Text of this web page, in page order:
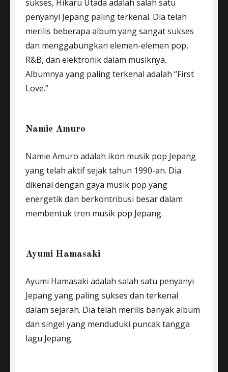
sukses, Hikaru Utada adalah salah satu
penyanyi Jepang paling terkenal. Dia telah
merilis beberapa album yang sangat sukses
dan menggabungkan elemen-elemen pop,
R&B, dan elektronik dalam musiknya.
Albumnya yang paling terkenal adalah “First
Love.”
Namie Amuro
Namie Amuro adalah ikon musik pop Jepang
yang telah aktif sejak tahun 1990-an. Dia
dikenal dengan gaya musik pop yang
energetik dan berkontribusi besar dalam
membentuk tren musik pop Jepang.
Ayumi Hamasaki
Ayumi Hamasaki adalah salah satu penyanyi
Jepang yang paling sukses dan terkenal
dalam sejarah. Dia telah merilis banyak album
dan singel yang menduduki puncak tangga
lagu Jepang.